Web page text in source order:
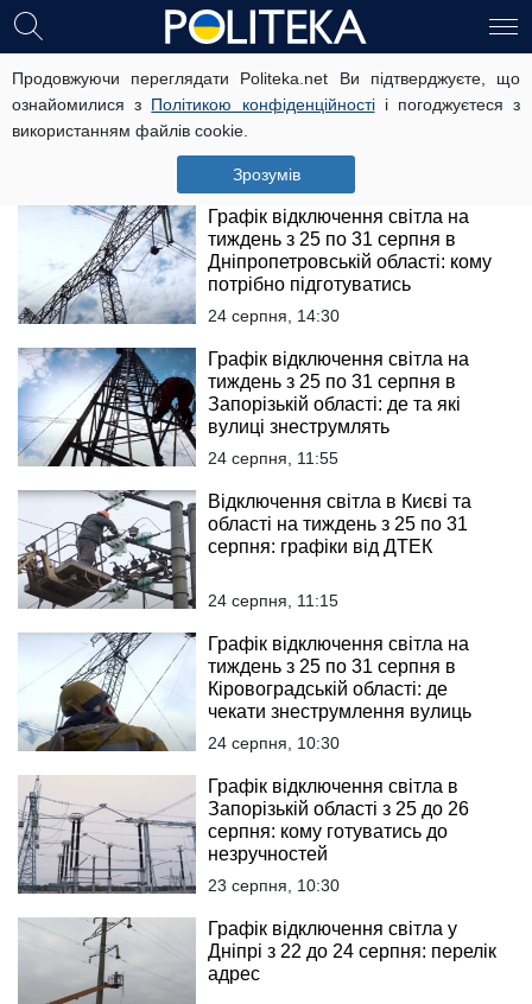
Продовжуючи переглядати Politeka.net Ви підтверджуєте, що
ознайомилися з Політикою конфіденційностіі погоджуєтеся з
використанням файлів cookie.
Зрозумів
Відключення світла в Одеській
області з 25 по 31 серпня: графіки
ДТЕК на тиждень
24 серпня, 17:45
Графік відключення світла на
тиждень з 25 по 31 серпня в
Дніпропетровській області: кому
потрібно підготуватись
24 серпня, 14:30
Графік відключення світла на
тиждень з 25 по 31 серпня в
Запорізькій області: де та які
вулиці знеструмлять
24 серпня, 11:55
Відключення світла в Києві та
області на тиждень з 25 по 31
серпня: графіки від ДТЕК
24 серпня, 11:15
Графік відключення світла на
тиждень з 25 по 31 серпня в
Кіровоградській області: де
чекати знеструмлення вулиць
24 серпня, 10:30
Графік відключення світла в
Запорізькій області з 25 до 26
серпня: кому готуватись до
незручностей
23 серпня, 10:30
Графік відключення світла у
Дніпрі з 22 до 24 серпня: перелік
адрес